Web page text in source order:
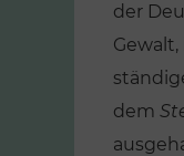
der
dem